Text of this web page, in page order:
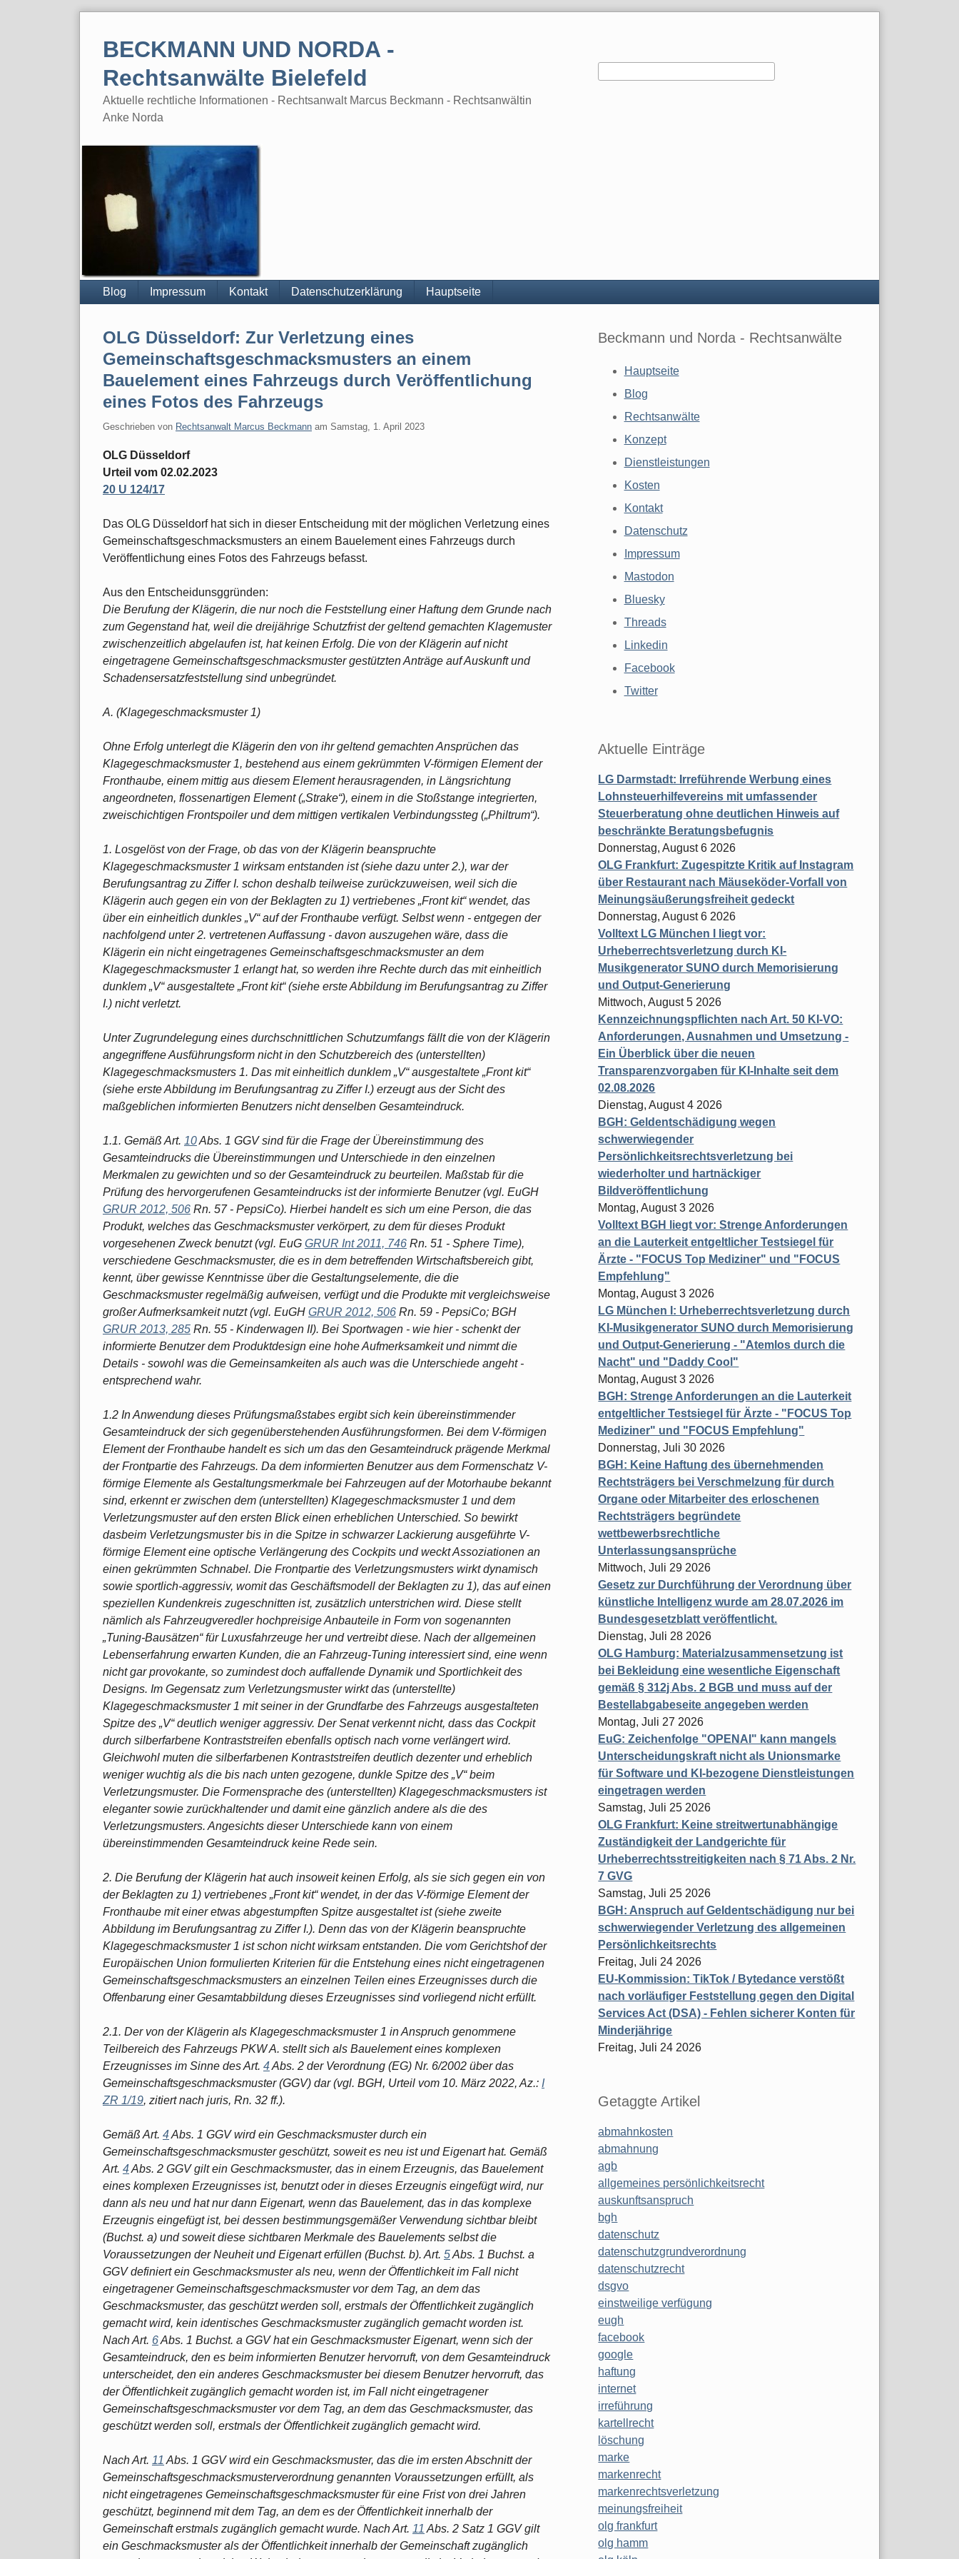
BECKMANN UND NORDA -
Rechtsanwälte Bielefeld
Aktuelle rechtliche Informationen - Rechtsanwalt Marcus Beckmann - Rechtsanwältin
Anke Norda
Blog Impressum Kontakt Datenschutzerklärung Hauptseite
OLG Düsseldorf: Zur Verletzung eines
Gemeinschaftsgeschmacksmusters an einem
Bauelement eines Fahrzeugs durch Veröffentlichung
eines Fotos des Fahrzeugs
Geschrieben von Rechtsanwalt Marcus Beckmann am Samstag, 1. April 2023
OLG Düsseldorf
Urteil vom 02.02.2023
20 U 124/17
Das OLG Düsseldorf hat sich in dieser Entscheidung mit der möglichen Verletzung eines
Gemeinschaftsgeschmacksmusters an einem Bauelement eines Fahrzeugs durch
Veröffentlichung eines Fotos des Fahrzeugs befasst.
Aus den Entscheidunsggründen:
Die Berufung der Klägerin, die nur noch die Feststellung einer Haftung dem Grunde nach
zum Gegenstand hat, weil die dreijährige Schutzfrist der geltend gemachten Klagemuster
zwischenzeitlich abgelaufen ist, hat keinen Erfolg. Die von der Klägerin auf nicht
eingetragene Gemeinschaftsgeschmacksmuster gestützten Anträge auf Auskunft und
Schadensersatzfeststellung sind unbegründet.
A. (Klagegeschmacksmuster 1)
Ohne Erfolg unterlegt die Klägerin den von ihr geltend gemachten Ansprüchen das
Klagegeschmacksmuster 1, bestehend aus einem gekrümmten V-förmigen Element der
Fronthaube, einem mittig aus diesem Element herausragenden, in Längsrichtung
angeordneten, flossenartigen Element („Strake“), einem in die Stoßstange integrierten,
zweischichtigen Frontspoiler und dem mittigen vertikalen Verbindungssteg („Philtrum“).
1. Losgelöst von der Frage, ob das von der Klägerin beanspruchte
Klagegeschmacksmuster 1 wirksam entstanden ist (siehe dazu unter 2.), war der
Berufungsantrag zu Ziffer I. schon deshalb teilweise zurückzuweisen, weil sich die
Klägerin auch gegen ein von der Beklagten zu 1) vertriebenes „Front kit“ wendet, das
über ein einheitlich dunkles „V“ auf der Fronthaube verfügt. Selbst wenn - entgegen der
nachfolgend unter 2. vertretenen Auffassung - davon auszugehen wäre, dass die
Klägerin ein nicht eingetragenes Gemeinschaftsgeschmacksmuster an dem
Klagegeschmacksmuster 1 erlangt hat, so werden ihre Rechte durch das mit einheitlich
dunklem „V“ ausgestaltete „Front kit“ (siehe erste Abbildung im Berufungsantrag zu Ziffer
I.) nicht verletzt.
Unter Zugrundelegung eines durchschnittlichen Schutzumfangs fällt die von der Klägerin
angegriffene Ausführungsform nicht in den Schutzbereich des (unterstellten)
Klagegeschmacksmusters 1. Das mit einheitlich dunklem „V“ ausgestaltete „Front kit“
(siehe erste Abbildung im Berufungsantrag zu Ziffer I.) erzeugt aus der Sicht des
maßgeblichen informierten Benutzers nicht denselben Gesamteindruck.
1.1. Gemäß Art. 10Abs. 1 GGV sind für die Frage der Übereinstimmung des
Gesamteindrucks die Übereinstimmungen und Unterschiede in den einzelnen
Merkmalen zu gewichten und so der Gesamteindruck zu beurteilen. Maßstab für die
Prüfung des hervorgerufenen Gesamteindrucks ist der informierte Benutzer (vgl. EuGH
GRUR 2012, 506 Rn. 57 - PepsiCo). Hierbei handelt es sich um eine Person, die das
Produkt, welches das Geschmacksmuster verkörpert, zu dem für dieses Produkt
vorgesehenen Zweck benutzt (vgl. EuG GRUR Int 2011, 746 Rn. 51 - Sphere Time),
verschiedene Geschmacksmuster, die es in dem betreffenden Wirtschaftsbereich gibt,
kennt, über gewisse Kenntnisse über die Gestaltungselemente, die die
Geschmacksmuster regelmäßig aufweisen, verfügt und die Produkte mit vergleichsweise
großer Aufmerksamkeit nutzt (vgl. EuGH GRUR 2012, 506 Rn. 59 - PepsiCo; BGH
GRUR 2013, 285 Rn. 55 - Kinderwagen II). Bei Sportwagen - wie hier - schenkt der
informierte Benutzer dem Produktdesign eine hohe Aufmerksamkeit und nimmt die
Details - sowohl was die Gemeinsamkeiten als auch was die Unterschiede angeht -
entsprechend wahr.
1.2 In Anwendung dieses Prüfungsmaßstabes ergibt sich kein übereinstimmender
Gesamteindruck der sich gegenüberstehenden Ausführungsformen. Bei dem V-förmigen
Element der Fronthaube handelt es sich um das den Gesamteindruck prägende Merkmal
der Frontpartie des Fahrzeugs. Da dem informierten Benutzer aus dem Formenschatz V-
förmige Elemente als Gestaltungsmerkmale bei Fahrzeugen auf der Motorhaube bekannt
sind, erkennt er zwischen dem (unterstellten) Klagegeschmacksmuster 1 und dem
Verletzungsmuster auf den ersten Blick einen erheblichen Unterschied. So bewirkt
dasbeim Verletzungsmuster bis in die Spitze in schwarzer Lackierung ausgeführte V-
förmige Element eine optische Verlängerung des Cockpits und weckt Assoziationen an
einen gekrümmten Schnabel. Die Frontpartie des Verletzungsmusters wirkt dynamisch
sowie sportlich-aggressiv, womit das Geschäftsmodell der Beklagten zu 1), das auf einen
speziellen Kundenkreis zugeschnitten ist, zusätzlich unterstrichen wird. Diese stellt
nämlich als Fahrzeugveredler hochpreisige Anbauteile in Form von sogenannten
„Tuning-Bausätzen“ für Luxusfahrzeuge her und vertreibt diese. Nach der allgemeinen
Lebenserfahrung erwarten Kunden, die an Fahrzeug-Tuning interessiert sind, eine wenn
nicht gar provokante, so zumindest doch auffallende Dynamik und Sportlichkeit des
Designs. Im Gegensatz zum Verletzungsmuster wirkt das (unterstellte)
Klagegeschmacksmuster 1 mit seiner in der Grundfarbe des Fahrzeugs ausgestalteten
Spitze des „V“ deutlich weniger aggressiv. Der Senat verkennt nicht, dass das Cockpit
durch silberfarbene Kontraststreifen ebenfalls optisch nach vorne verlängert wird.
Gleichwohl muten die silberfarbenen Kontraststreifen deutlich dezenter und erheblich
weniger wuchtig als die bis nach unten gezogene, dunkle Spitze des „V“ beim
Verletzungsmuster. Die Formensprache des (unterstellten) Klagegeschmacksmusters ist
eleganter sowie zurückhaltender und damit eine gänzlich andere als die des
Verletzungsmusters. Angesichts dieser Unterschiede kann von einem
übereinstimmenden Gesamteindruck keine Rede sein.
2. Die Berufung der Klägerin hat auch insoweit keinen Erfolg, als sie sich gegen ein von
der Beklagten zu 1) vertriebenes „Front kit“ wendet, in der das V-förmige Element der
Fronthaube mit einer etwas abgestumpften Spitze ausgestaltet ist (siehe zweite
Abbildung im Berufungsantrag zu Ziffer I.). Denn das von der Klägerin beanspruchte
Klagegeschmacksmuster 1 ist schon nicht wirksam entstanden. Die vom Gerichtshof der
Europäischen Union formulierten Kriterien für die Entstehung eines nicht eingetragenen
Gemeinschaftsgeschmacksmusters an einzelnen Teilen eines Erzeugnisses durch die
Offenbarung einer Gesamtabbildung dieses Erzeugnisses sind vorliegend nicht erfüllt.
2.1. Der von der Klägerin als Klagegeschmacksmuster 1 in Anspruch genommene
Teilbereich des Fahrzeugs PKW A. stellt sich als Bauelement eines komplexen
Erzeugnisses im Sinne des Art. 4Abs. 2 der Verordnung (EG) Nr. 6/2002 über das
Gemeinschaftsgeschmacksmuster (GGV) dar (vgl. BGH, Urteil vom 10. März 2022, Az.: I
ZR 1/19, zitiert nach juris, Rn. 32 ff.).
Gemäß Art. 4Abs. 1 GGV wird ein Geschmacksmuster durch ein
Gemeinschaftsgeschmacksmuster geschützt, soweit es neu ist und Eigenart hat. Gemäß
Art. 4Abs. 2 GGV gilt ein Geschmacksmuster, das in einem Erzeugnis, das Bauelement
eines komplexen Erzeugnisses ist, benutzt oder in dieses Erzeugnis eingefügt wird, nur
dann als neu und hat nur dann Eigenart, wenn das Bauelement, das in das komplexe
Erzeugnis eingefügt ist, bei dessen bestimmungsgemäßer Verwendung sichtbar bleibt
(Buchst. a) und soweit diese sichtbaren Merkmale des Bauelements selbst die
Voraussetzungen der Neuheit und Eigenart erfüllen (Buchst. b). Art. 5Abs. 1 Buchst. a
GGV definiert ein Geschmacksmuster als neu, wenn der Öffentlichkeit im Fall nicht
eingetragener Gemeinschaftsgeschmacksmuster vor dem Tag, an dem das
Geschmacksmuster, das geschützt werden soll, erstmals der Öffentlichkeit zugänglich
gemacht wird, kein identisches Geschmacksmuster zugänglich gemacht worden ist.
Nach Art. 6Abs. 1 Buchst. a GGV hat ein Geschmacksmuster Eigenart, wenn sich der
Gesamteindruck, den es beim informierten Benutzer hervorruft, von dem Gesamteindruck
unterscheidet, den ein anderes Geschmacksmuster bei diesem Benutzer hervorruft, das
der Öffentlichkeit zugänglich gemacht worden ist, im Fall nicht eingetragener
Gemeinschaftsgeschmacksmuster vor dem Tag, an dem das Geschmacksmuster, das
geschützt werden soll, erstmals der Öffentlichkeit zugänglich gemacht wird.
Nach Art. 11 Abs. 1 GGV wird ein Geschmacksmuster, das die im ersten Abschnitt der
Gemeinschaftsgeschmacksmusterverordnung genannten Voraussetzungen erfüllt, als
nicht eingetragenes Gemeinschaftsgeschmacksmuster für eine Frist von drei Jahren
geschützt, beginnend mit dem Tag, an dem es der Öffentlichkeit innerhalb der
Gemeinschaft erstmals zugänglich gemacht wurde. Nach Art. 11 Abs. 2 Satz 1 GGV gilt
ein Geschmacksmuster als der Öffentlichkeit innerhalb der Gemeinschaft zugänglich
Beckmann und Norda - Rechtsanwälte
Hauptseite
Blog
Rechtsanwälte
Konzept
Dienstleistungen
Kosten
Kontakt
Datenschutz
Impressum
Mastodon
Bluesky
Threads
Linkedin
Facebook
Twitter
Aktuelle Einträge
LG Darmstadt: Irreführende Werbung eines
Lohnsteuerhilfevereins mit umfassender
Steuerberatung ohne deutlichen Hinweis auf
beschränkte Beratungsbefugnis
Donnerstag, August 6 2026
OLG Frankfurt: Zugespitzte Kritik auf Instagram
über Restaurant nach Mäuseköder-Vorfall von
Meinungsäußerungsfreiheit gedeckt
Donnerstag, August 6 2026
Volltext LG München I liegt vor:
Urheberrechtsverletzung durch KI-
Musikgenerator SUNO durch Memorisierung
und Output-Generierung
Mittwoch, August 5 2026
Kennzeichnungspflichten nach Art. 50 KI-VO:
Anforderungen, Ausnahmen und Umsetzung -
Ein Überblick über die neuen
Transparenzvorgaben für KI-Inhalte seit dem
02.08.2026
Dienstag, August 4 2026
BGH: Geldentschädigung wegen
schwerwiegender
Persönlichkeitsrechtsverletzung bei
wiederholter und hartnäckiger
Bildveröffentlichung
Montag, August 3 2026
Volltext BGH liegt vor: Strenge Anforderungen
an die Lauterkeit entgeltlicher Testsiegel für
Ärzte - "FOCUS Top Mediziner" und "FOCUS
Empfehlung"
Montag, August 3 2026
LG München I: Urheberrechtsverletzung durch
KI-Musikgenerator SUNO durch Memorisierung
und Output-Generierung - "Atemlos durch die
Nacht" und "Daddy Cool"
Montag, August 3 2026
BGH: Strenge Anforderungen an die Lauterkeit
entgeltlicher Testsiegel für Ärzte - "FOCUS Top
Mediziner" und "FOCUS Empfehlung"
Donnerstag, Juli 30 2026
BGH: Keine Haftung des übernehmenden
Rechtsträgers bei Verschmelzung für durch
Organe oder Mitarbeiter des erloschenen
Rechtsträgers begründete
wettbewerbsrechtliche
Unterlassungsansprüche
Mittwoch, Juli 29 2026
Gesetz zur Durchführung der Verordnung über
künstliche Intelligenz wurde am 28.07.2026 im
Bundesgesetzblatt veröffentlicht.
Dienstag, Juli 28 2026
OLG Hamburg: Materialzusammensetzung ist
bei Bekleidung eine wesentliche Eigenschaft
gemäß § 312j Abs. 2 BGB und muss auf der
Bestellabgabeseite angegeben werden
Montag, Juli 27 2026
EuG: Zeichenfolge "OPENAI" kann mangels
Unterscheidungskraft nicht als Unionsmarke
für Software und KI-bezogene Dienstleistungen
eingetragen werden
Samstag, Juli 25 2026
OLG Frankfurt: Keine streitwertunabhängige
Zuständigkeit der Landgerichte für
Urheberrechtsstreitigkeiten nach § 71 Abs. 2 Nr.
7 GVG
Samstag, Juli 25 2026
BGH: Anspruch auf Geldentschädigung nur bei
schwerwiegender Verletzung des allgemeinen
Persönlichkeitsrechts
Freitag, Juli 24 2026
EU-Kommission: TikTok / Bytedance verstößt
nach vorläufiger Feststellung gegen den Digital
Services Act (DSA) - Fehlen sicherer Konten für
Minderjährige
Freitag, Juli 24 2026
Getaggte Artikel
abmahnkosten
abmahnung
agb
allgemeines persönlichkeitsrecht
auskunftsanspruch
bgh
datenschutz
datenschutzgrundverordnung
datenschutzrecht
dsgvo
einstweilige verfügung
eugh
facebook
google
haftung
internet
irreführung
kartellrecht
löschung
marke
markenrecht
markenrechtsverletzung
meinungsfreiheit
olg frankfurt
olg hamm